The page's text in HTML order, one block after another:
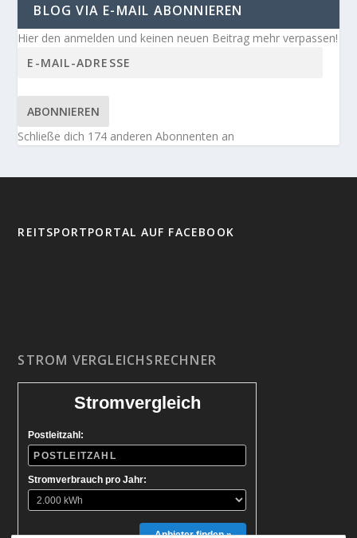
BLOG VIA E-MAIL ABONNIEREN
Hier den anmelden und keinen neuen Beitrag mehr verpassen!
ABONNIEREN
Schließe dich 174 anderen Abonnenten an
REITSPORTPORTAL AUF FACEBOOK
STROM VERGLEICHSRECHNER
Stromvergleich
Postleitzahl:
Stromverbrauch pro Jahr:
Anbieter finden »